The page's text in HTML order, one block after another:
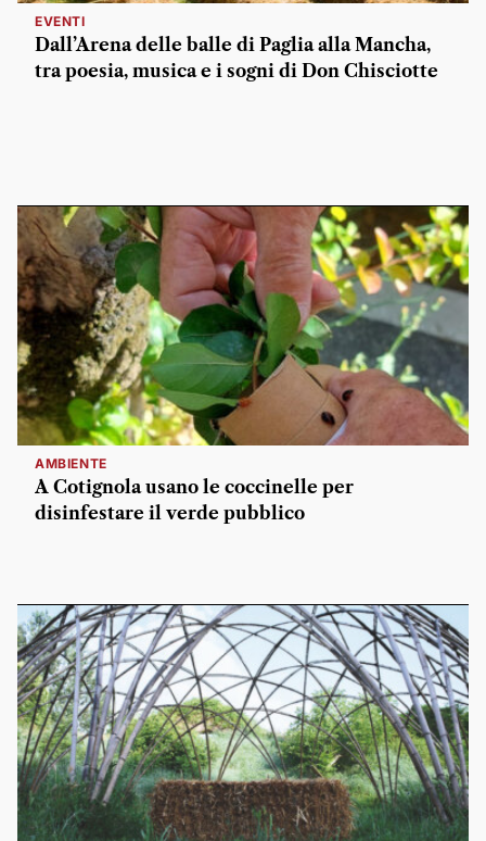
EVENTI
Dall’Arena delle balle di Paglia alla Mancha,
tra poesia, musica e i sogni di Don Chisciotte
AMBIENTE
A Cotignola usano le coccinelle per
disinfestare il verde pubblico